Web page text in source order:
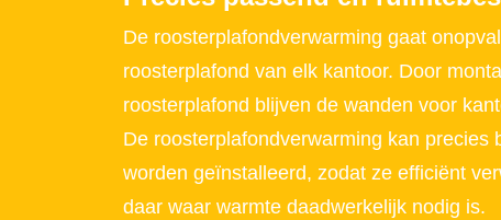
De roosterplafondverwarming gaat
roosterplafond van elk kantoor. Door
roosterplafond blijven de wanden voor
De roosterplafondverwarming kan precies
worden geïnstalleerd, zodat ze efficiënt
daar waar warmte daadwerkelijk nodig is.